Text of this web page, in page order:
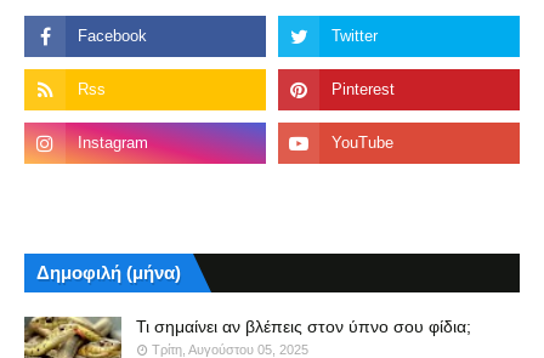
Δημοφιλή (μήνα)
Τι σημαίνει αν βλέπεις στον ύπνο σου φίδια;
Τρίτη, Αυγούστου 05, 2025